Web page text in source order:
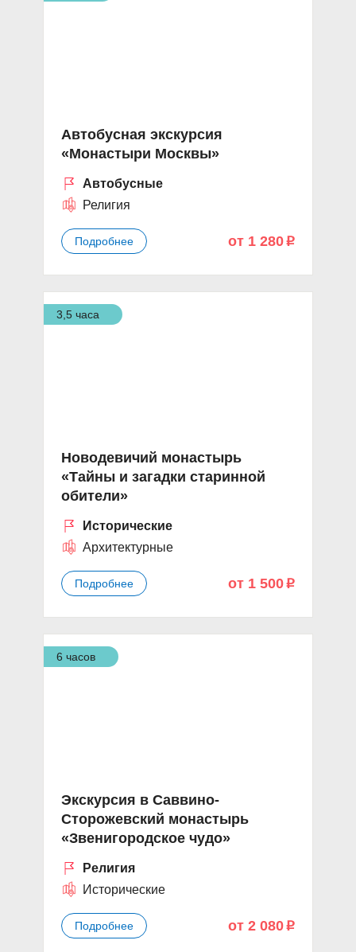
Автобусная экскурсия
«Монастыри Москвы»
Автобусные
Религия
Подробнее от 1 280 p
3,5 часа
Новодевичий монастырь
«Тайны и загадки старинной
обители»
Исторические
Архитектурные
Подробнее от 1 500 p
6 часов
Экскурсия в Саввино-
Сторожевский монастырь
«Звенигородское чудо»
Религия
Исторические
Подробнее от 2 080 p